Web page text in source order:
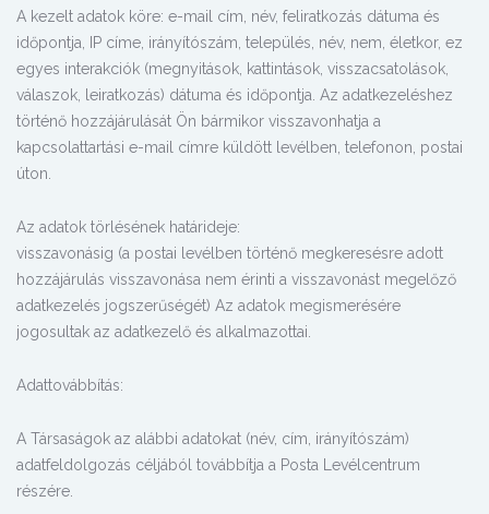
A kezelt adatok köre: e-mail cím, név, feliratkozás dátuma és
időpontja, IP címe, irányítószám, település, név, nem, életkor, ez
egyes interakciók (megnyitások, kattintások, visszacsatolások,
válaszok, leiratkozás) dátuma és időpontja. Az adatkezeléshez
történő hozzájárulását Ön bármikor visszavonhatja a
kapcsolattartási e-mail címre küldött levélben, telefonon, postai
úton.
Az adatok törlésének határideje:
visszavonásig (a postai levélben történő megkeresésre adott
hozzájárulás visszavonása nem érinti a visszavonást megelőző
adatkezelés jogszerűségét) Az adatok megismerésére
jogosultak az adatkezelő és alkalmazottai.
Adattovábbítás:
A Társaságok az alábbi adatokat (név, cím, irányítószám)
adatfeldolgozás céljából továbbítja a Posta Levélcentrum
részére.